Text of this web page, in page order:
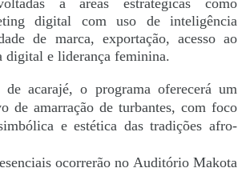
a áreas estratégicas como
digital com uso de inteligência
de marca, exportação, acesso ao
digital e liderança feminina.
de acarajé, o programa oferecerá um
de amarração de turbantes, com foco
e estética das tradições afro-
ocorrerão no Auditório Makota